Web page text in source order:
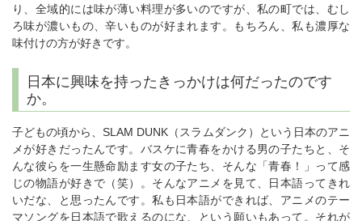
り、全域的には味が薄い料理が多いのですが、私の町では、むし
ろ味が濃いもの、辛いものが好まれます。もちろん、私も濃厚な
味付けの方が好きです。
日本に興味を持ったきっかけは何だったのです
か。
子どもの頃から、SLAM DUNK（スラムダンク）という日本のアニ
メが好きだったんです。バスケに青春をかける男の子たちと、そ
んな彼らを一生懸命励ます女の子たち、そんな「青春！」って感
じの物語が好きで（笑）。そんなアニメを見て、日本語ってきれ
いだな、と思ったんです。私も日本語ができれば、アニメのテー
マソングを日本語で歌えるのにな、という願いもあって。それが